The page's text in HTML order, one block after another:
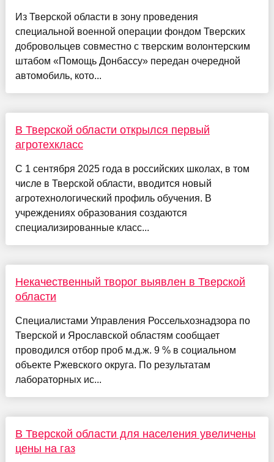
Из Тверской области в зону проведения
специальной военной операции фондом Тверских
добровольцев совместно с тверским волонтерским
штабом «Помощь Донбассу» передан очередной
автомобиль, кото...
В Тверской области открылся первый
агротехкласс
С 1 сентября 2025 года в российских школах, в том
числе в Тверской области, вводится новый
агротехнологический профиль обучения. В
учреждениях образования создаются
специализированные класс...
Некачественный творог выявлен в Тверской
области
Специалистами Управления Россельхознадзора по
Тверской и Ярославской областям сообщает
проводился отбор проб м.д.ж. 9 % в социальном
объекте Ржевского округа. По результатам
лабораторных ис...
В Тверской области для населения увеличены
цены на газ